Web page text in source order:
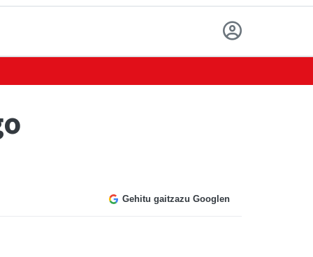
Gehitu gaitzazu Googlen